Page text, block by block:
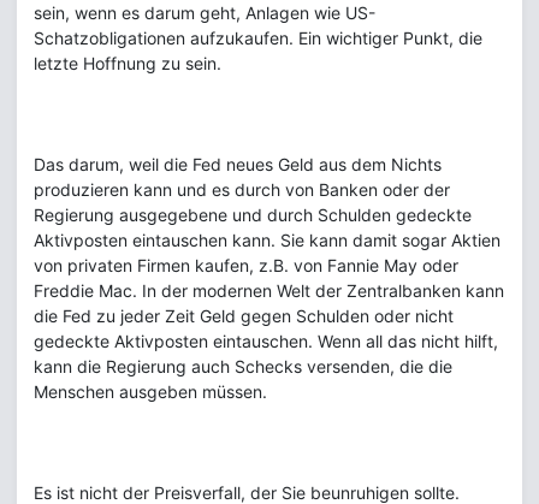
sein, wenn es darum geht, Anlagen wie US-
Schatzobligationen aufzukaufen. Ein wichtiger Punkt, die
letzte Hoffnung zu sein.
Das darum, weil die Fed neues Geld aus dem Nichts
produzieren kann und es durch von Banken oder der
Regierung ausgegebene und durch Schulden gedeckte
Aktivposten eintauschen kann. Sie kann damit sogar Aktien
von privaten Firmen kaufen, z.B. von Fannie May oder
Freddie Mac. In der modernen Welt der Zentralbanken kann
die Fed zu jeder Zeit Geld gegen Schulden oder nicht
gedeckte Aktivposten eintauschen. Wenn all das nicht hilft,
kann die Regierung auch Schecks versenden, die die
Menschen ausgeben müssen.
Es ist nicht der Preisverfall, der Sie beunruhigen sollte.